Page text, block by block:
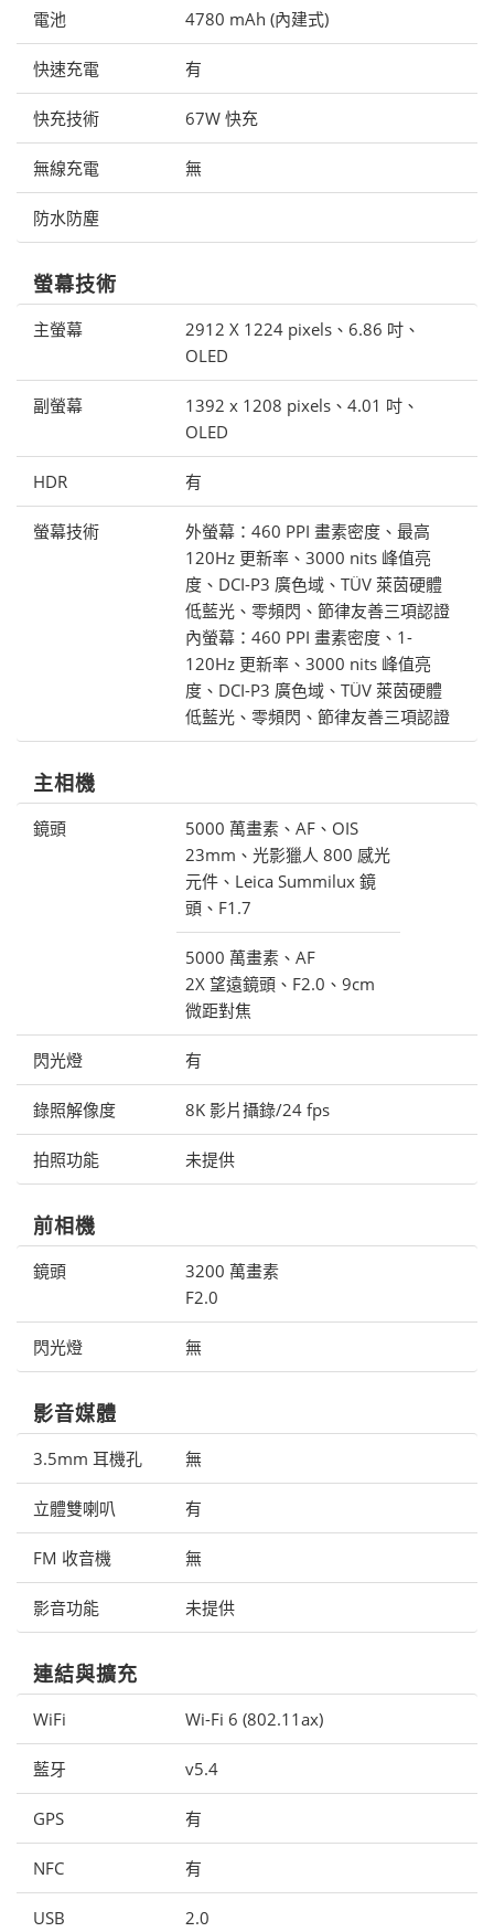
電池 4780 mAh (內建式)
快速充電 有
快充技術 67W 快充
無線充電 無
防水防塵
螢幕技術
主螢幕
2912 X 1224 pixels、6.86 吋、
OLED
副螢幕
1392 x 1208 pixels、4.01 吋、
OLED
HDR 有
螢幕技術
外螢幕：460 PPI 畫素密度、最高
120Hz 更新率、3000 nits 峰值亮
度、DCI-P3 廣色域、TÜV 萊茵硬體
低藍光、零頻閃、節律友善三項認證
內螢幕：460 PPI 畫素密度、1-
120Hz 更新率、3000 nits 峰值亮
度、DCI-P3 廣色域、TÜV 萊茵硬體
低藍光、零頻閃、節律友善三項認證
主相機
鏡頭
5000 萬畫素、AF、OIS
23mm、光影獵人 800 感光
元件、Leica Summilux 鏡
頭、F1.7
5000 萬畫素、AF
2X 望遠鏡頭、F2.0、9cm
微距對焦
閃光燈 有
錄照解像度 8K 影片攝錄/24 fps
拍照功能 未提供
前相機
鏡頭
3200 萬畫素
F2.0
閃光燈 無
影音媒體
3.5mm 耳機孔 無
立體雙喇叭 有
FM 收音機 無
影音功能 未提供
連結與擴充
WiFi Wi-Fi 6 (802.11ax)
藍牙 v5.4
GPS 有
NFC 有
USB 2.0